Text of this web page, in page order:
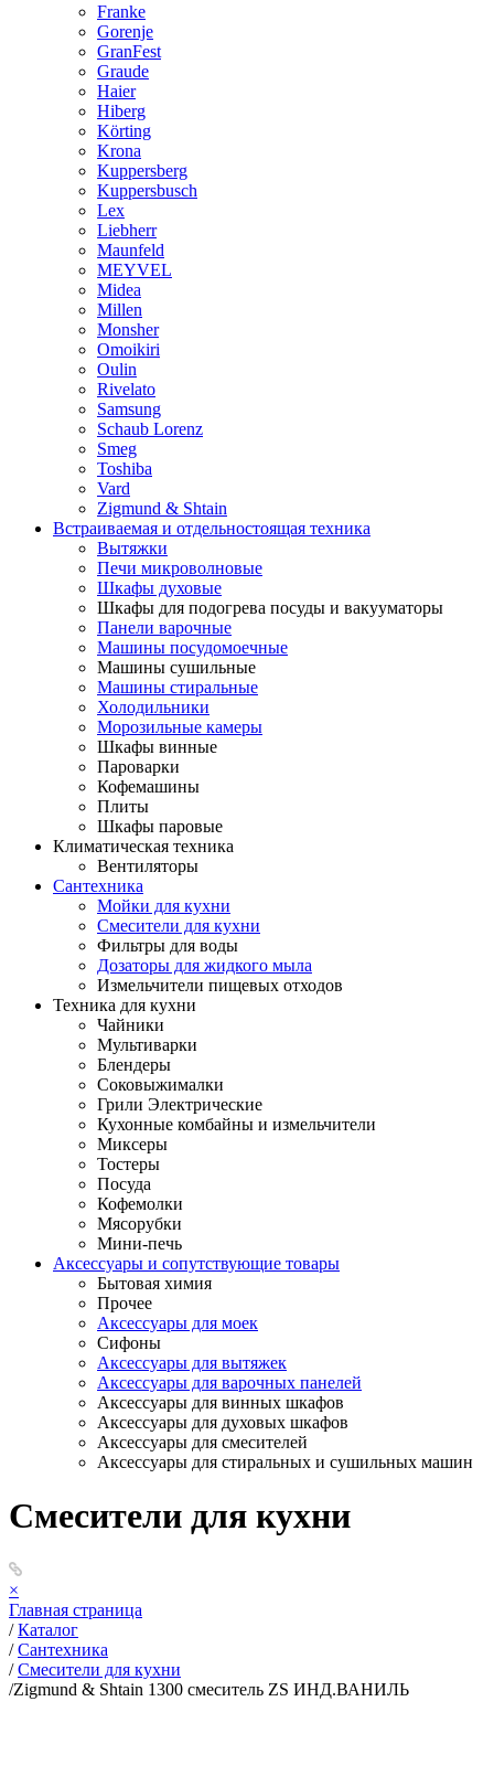
Franke
Gorenje
GranFest
Graude
Haier
Hiberg
Körting
Krona
Kuppersberg
Kuppersbusch
Lex
Liebherr
Maunfeld
MEYVEL
Midea
Millen
Monsher
Omoikiri
Oulin
Rivelato
Samsung
Schaub Lorenz
Smeg
Toshiba
Vard
Zigmund & Shtain
Встраиваемая и отдельностоящая техника
Вытяжки
Печи микроволновые
Шкафы духовые
Шкафы для подогрева посуды и вакууматоры
Панели варочные
Машины посудомоечные
Машины сушильные
Машины стиральные
Холодильники
Морозильные камеры
Шкафы винные
Пароварки
Кофемашины
Плиты
Шкафы паровые
Климатическая техника
Вентиляторы
Сантехника
Мойки для кухни
Смесители для кухни
Фильтры для воды
Дозаторы для жидкого мыла
Измельчители пищевых отходов
Техника для кухни
Чайники
Мультиварки
Блендеры
Соковыжималки
Грили Электрические
Кухонные комбайны и измельчители
Миксеры
Тостеры
Посуда
Кофемолки
Мясорубки
Мини-печь
Аксессуары и сопутствующие товары
Бытовая химия
Прочее
Аксессуары для моек
Сифоны
Аксессуары для вытяжек
Аксессуары для варочных панелей
Аксессуары для винных шкафов
Аксессуары для духовых шкафов
Аксессуары для смесителей
Аксессуары для стиральных и сушильных машин
Смесители для кухни
×
Главная страница
/ Каталог
/ Сантехника
/ Смесители для кухни
/Zigmund & Shtain 1300 смеситель ZS ИНД.ВАНИЛЬ